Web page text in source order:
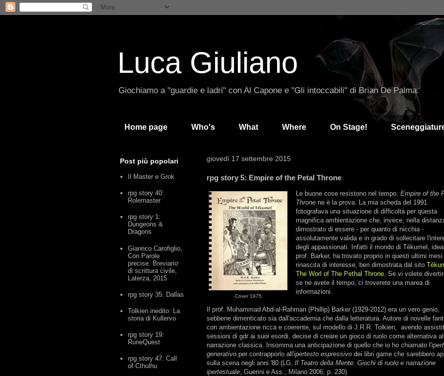
Luca Giuliano
Giochiamo a "guardie e ladri" con Al Capone e "Gli intoccabili" di Brian De Palma.
Home page Who's What Where On Stage!
giovedì 17 settembre 2015
rpg story 5: Empire of the Petal Throne
Cover 1975
Le buone cose resistono nel tempo. Empire of the
Throne ne è la prova. La mia scheda del 1991
fotografava una situazione di difficoltà per questa
magnifica ambientazione che, invece, nella
dimostrato di essere - per quanto di nicchia -
assolutamente valida e in grado di sollecitare
degli appassionati. Infatti il mondo di Tékumel,
prof. Barker, ha trovato proprio in questi ultimi mesi
rinascita di interesse, ben dimostrata dal sito
The Worl of The Pethal Throne. Se vi volete
se ne avete il tempo, ci troverete una marea di
informazioni.
Il prof. Muhammad Abd-al-Rahman (Phillip) Barker (1929-2012) era un vero genio,
sebbene dimenticato sia dall'accademia che dalla letteratura. Autore di novelle
con ambientazione ricca e coerente, sul modello di J.R.R. Tolkien, avendo
sessioni di gdr ai suoi esordi, decise di creare un gioco di ruolo come alternativa
narrazione classica. Insomma una anticipazione di quello che io ho chiamato l'
generativo per contrapporlo all'ipertesto espressivo dei libri game che sarebbero
sulla scena negli anni '80 (LG, Il Teatro della Mente. Giochi di ruolo e narrazione
ipertestuale, Guerini e Ass., Milano:2006, p. 230).
Post più popolari
Il Master e Grok
rpg story 40:
Rolemaster
rpg story 1:
Dungeons &
Dragons
Gianrico Carofiglio,
Con Parole
precise. Breviario
di scrittura civile,
Laterza, 2015
rpg story 35: Dallas
Tolkien inedito: La
storia di Kullervo
rpg story 19:
RuneQuest
rpg story 47: Call
of Cthulhu